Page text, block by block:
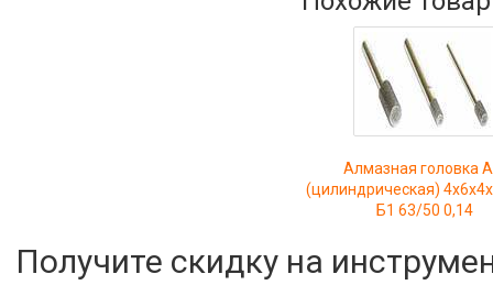
Алмазная головка
(цилиндрическая)
Б1 63/50 0,14
Получите скидку на